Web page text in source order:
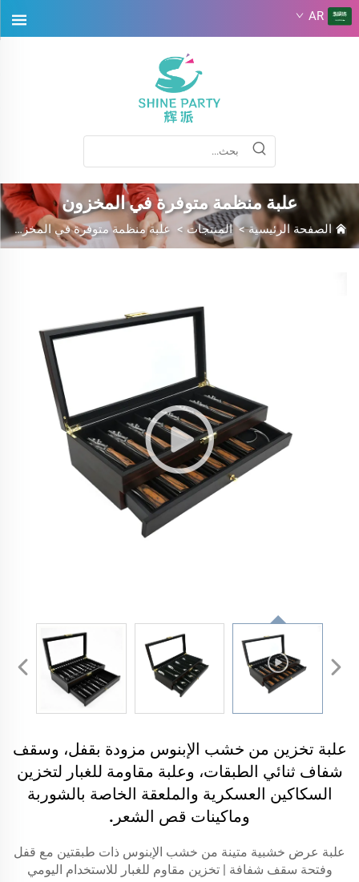
AR
علبة منظمة متوفرة في المخزون
الصفحة الرئيسية>المنتجات > علبة منظمة متوفرة في المخزون
علبة تخزين من خشب الإبنوس مزودة بقفل، وسقف
شفاف ثنائي الطبقات، وعلبة مقاومة للغبار لتخزين
السكاكين العسكرية والملعقة الخاصة بالشوربة
وماكينات قص الشعر.
علبة عرض خشبية متينة من خشب الإبنوس ذات طبقتين مع قفل
وفتحة سقف شفافة | تخزين مقاوم للغبار للاستخدام اليومي